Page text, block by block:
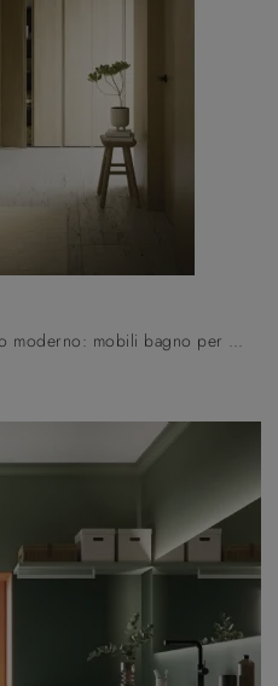
Scopri di più sull'arredo bagno moderno: mobili bagno per lavanderia in melaminico come il modello Bolle J 03 di Arbi ti attendono.